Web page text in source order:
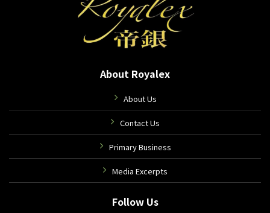
About Royalex
About Us
Contact Us
Primary Business
Media Excerpts
Follow Us